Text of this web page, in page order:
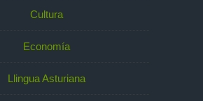
Cultura
Economía
Llingua Asturiana